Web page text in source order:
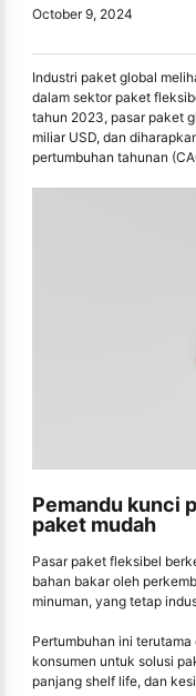
October 9, 2024
Industri paket global
dalam sektor paket
tahun 2023, pasar paket
miliar USD, dan
pertumbuhan tahunan
Pemandu kunci
paket mudah
Pasar paket fleksibel
bahan bakar oleh
minuman, yang tetap
Pertumbuhan ini
konsumen untuk solusi
panjang shelf life, dan